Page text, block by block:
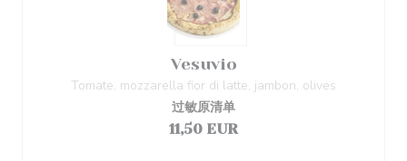
Vesuvio
Tomate, mozzarella fior di latte, jambon, olives
过敏原清单
11,50 EUR